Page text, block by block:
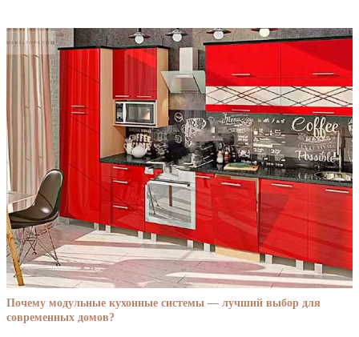
Почему модульные кухонные системы — лучший выбор для
современных домов?